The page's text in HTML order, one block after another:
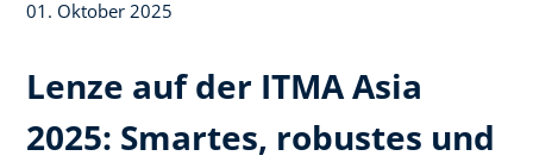
01. Oktober 2025
Lenze auf der ITMA Asia
2025: Smartes, robustes und